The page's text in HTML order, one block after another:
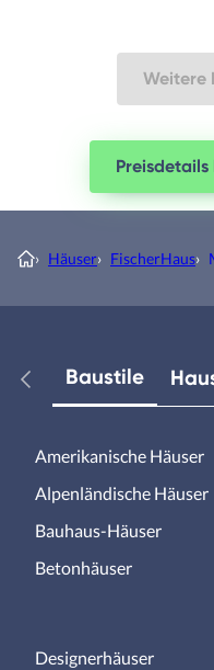
Weitere
› Häuser› FischerHaus›
Baustile
Amerikanische Häuser
Alpenländische Häuser
Bauhaus-Häuser
Betonhäuser
Designerhäuser